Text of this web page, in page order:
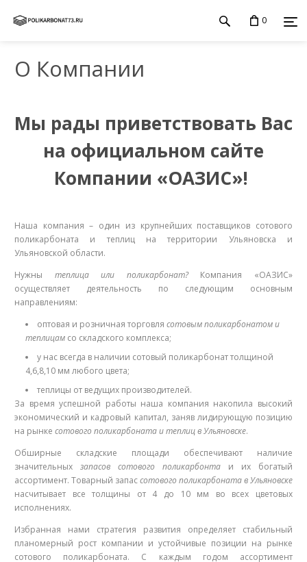
0
О Компании
Мы рады приветствовать Вас
на официальном сайте
Компании «ОАЗИС»!
Наша компания – один из крупнейших поставщиков сотового
поликарбоната и теплиц на территории Ульяновска и
Ульяновской области.
Нужны теплица или поликарбонат?Компания «ОАЗИС»
осуществляет деятельность по следующим основным
направлениям:
оптовая и розничная торговля сотовым поликарбонатом и
теплицам со складского комплекса;
у нас всегда в наличии сотовый поликарбонат толщиной
4,6,8,10 мм любого цвета;
теплицы от ведущих производителей.
За время успешной работы наша компания накопила высокий
экономический и кадровый капитал, заняв лидирующую позицию
на рынке сотового поликарбоната и теплиц в Ульяновске.
Обширные складские площади обеспечивают наличие
значительных запасов сотового поликарбонта и их богатый
ассортимент. Товарный запассотового поликарбоната в Ульяновске
насчитывает все толщины от 4 до 10 мм во всех цветовых
исполнениях.
Избранная нами стратегия развития определяет стабильный
планомерный рост компании и устойчивые позиции на рынке
сотового поликарбоната. С каждым годом ассортимент